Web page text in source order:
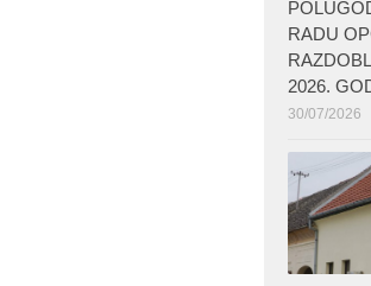
RADU
2026.
30/07/2026